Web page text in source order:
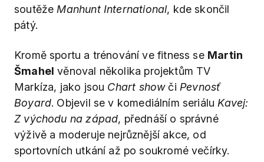
soutěže Manhunt International, kde skončil
pátý.
Kromě sportu a trénování ve fitness se Martin
Šmahel věnoval několika projektům TV
Markíza, jako jsou Chart showči Pevnosť
Boyard. Objevil se v komediálním seriálu Kavej:
Z východu na západ, přednáší o správné
výživě a moderuje nejrůznější akce, od
sportovních utkání až po soukromé večírky.